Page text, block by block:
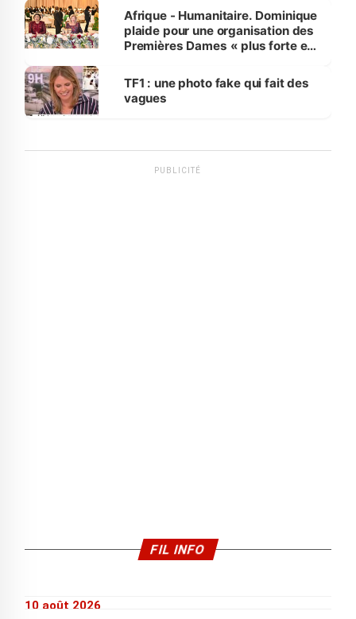
Afrique - Humanitaire. Dominique
plaide pour une organisation des
Premières Dames « plus forte et
sur la scène internationale »
TF1 : une photo fake qui fait des
vagues
PUBLICITÉ
FIL INFO
10 août 2026